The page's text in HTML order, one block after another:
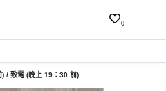
0
/ 致電 (晚上 19：30 前)